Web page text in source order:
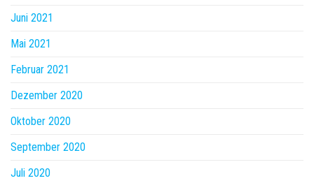
Juni 2021
Mai 2021
Februar 2021
Dezember 2020
Oktober 2020
September 2020
Juli 2020